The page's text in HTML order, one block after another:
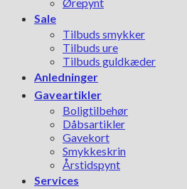
Sale
Tilbuds smykker
Tilbuds ure
Tilbuds guldkæder
Anledninger
Gaveartikler
Boligtilbehør
Dåbsartikler
Gavekort
Smykkeskrin
Årstidspynt
Services